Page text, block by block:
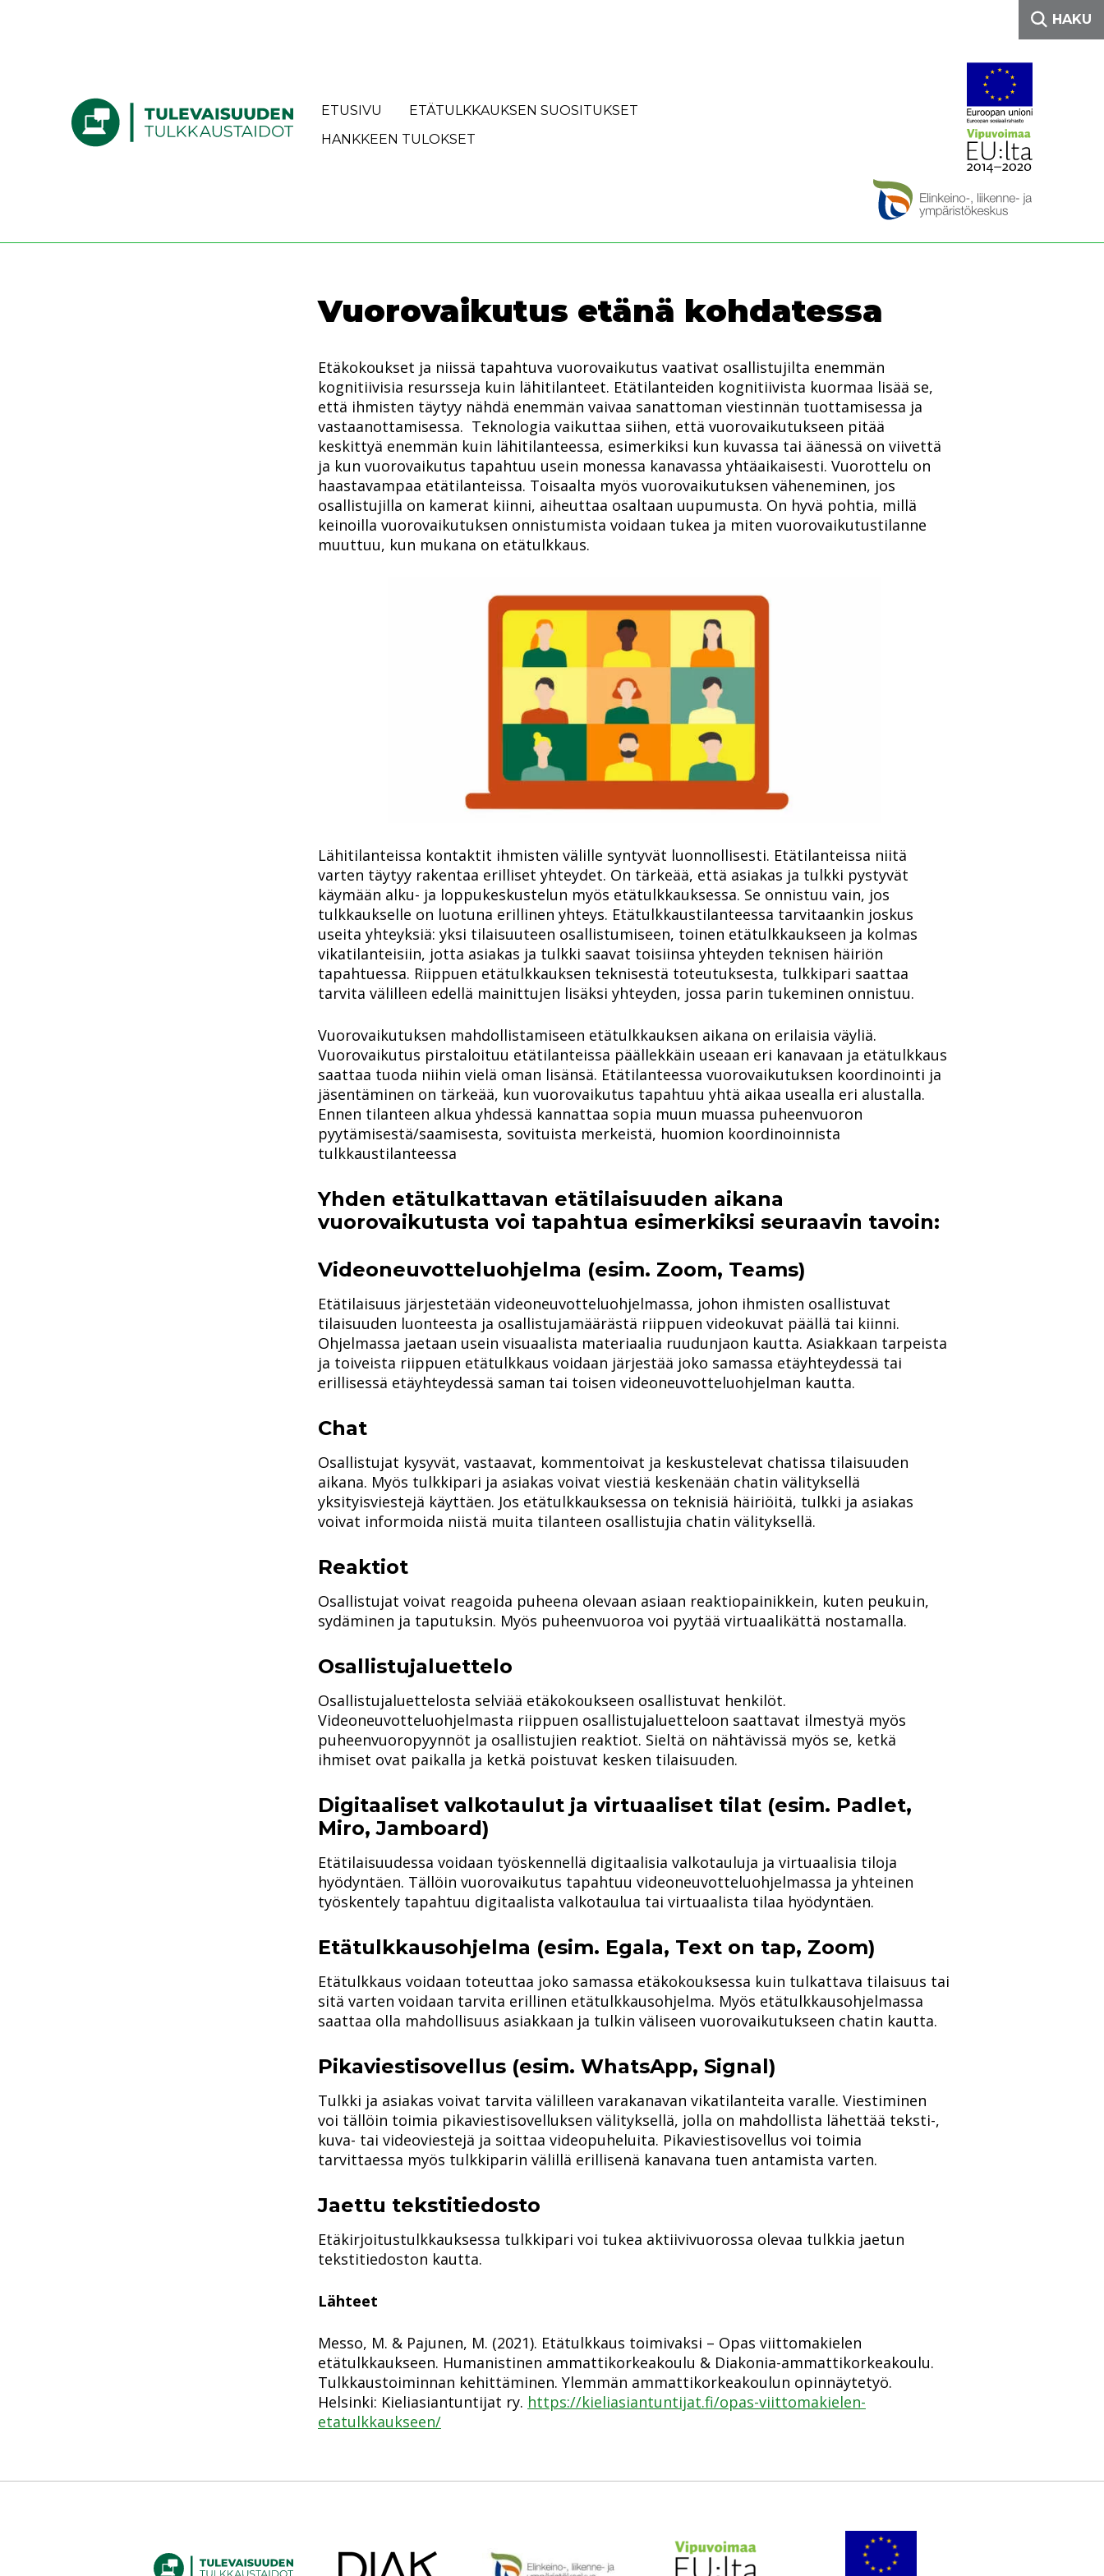
HAKU
ETUSIVU
ETÄTULKKAUKSEN SUOSITUKSET
HANKKEEN TULOKSET
Vuorovaikutus etänä kohdatessa
Etäkokoukset ja niissä tapahtuva vuorovaikutus vaativat osallistujilta enemmän
kognitiivisia resursseja kuin lähitilanteet. Etätilanteiden kognitiivista kuormaa lisää se,
että ihmisten täytyy nähdä enemmän vaivaa sanattoman viestinnän tuottamisessa ja
vastaanottamisessa. Teknologia vaikuttaa siihen, että vuorovaikutukseen pitää
keskittyä enemmän kuin lähitilanteessa, esimerkiksi kun kuvassa tai äänessä on viivettä
ja kun vuorovaikutus tapahtuu usein monessa kanavassa yhtäaikaisesti. Vuorottelu on
haastavampaa etätilanteissa. Toisaalta myös vuorovaikutuksen väheneminen, jos
osallistujilla on kamerat kiinni, aiheuttaa osaltaan uupumusta. On hyvä pohtia, millä
keinoilla vuorovaikutuksen onnistumista voidaan tukea ja miten vuorovaikutustilanne
muuttuu, kun mukana on etätulkkaus.
Lähitilanteissa kontaktit ihmisten välille syntyvät luonnollisesti. Etätilanteissa niitä
varten täytyy rakentaa erilliset yhteydet. On tärkeää, että asiakas ja tulkki pystyvät
käymään alku- ja loppukeskustelun myös etätulkkauksessa. Se onnistuu vain, jos
tulkkaukselle on luotuna erillinen yhteys. Etätulkkaustilanteessa tarvitaankin joskus
useita yhteyksiä: yksi tilaisuuteen osallistumiseen, toinen etätulkkaukseen ja kolmas
vikatilanteisiin, jotta asiakas ja tulkki saavat toisiinsa yhteyden teknisen häiriön
tapahtuessa. Riippuen etätulkkauksen teknisestä toteutuksesta, tulkkipari saattaa
tarvita välilleen edellä mainittujen lisäksi yhteyden, jossa parin tukeminen onnistuu.
Vuorovaikutuksen mahdollistamiseen etätulkkauksen aikana on erilaisia väyliä.
Vuorovaikutus pirstaloituu etätilanteissa päällekkäin useaan eri kanavaan ja etätulkkaus
saattaa tuoda niihin vielä oman lisänsä. Etätilanteessa vuorovaikutuksen koordinointi ja
jäsentäminen on tärkeää, kun vuorovaikutus tapahtuu yhtä aikaa usealla eri alustalla.
Ennen tilanteen alkua yhdessä kannattaa sopia muun muassa puheenvuoron
pyytämisestä/saamisesta, sovituista merkeistä, huomion koordinoinnista
tulkkaustilanteessa
Yhden etätulkattavan etätilaisuuden aikana
vuorovaikutusta voi tapahtua esimerkiksi seuraavin tavoin:
Videoneuvotteluohjelma (esim. Zoom, Teams)
Etätilaisuus järjestetään videoneuvotteluohjelmassa, johon ihmisten osallistuvat
tilaisuuden luonteesta ja osallistujamäärästä riippuen videokuvat päällä tai kiinni.
Ohjelmassa jaetaan usein visuaalista materiaalia ruudunjaon kautta. Asiakkaan tarpeista
ja toiveista riippuen etätulkkaus voidaan järjestää joko samassa etäyhteydessä tai
erillisessä etäyhteydessä saman tai toisen videoneuvotteluohjelman kautta.
Chat
Osallistujat kysyvät, vastaavat, kommentoivat ja keskustelevat chatissa tilaisuuden
aikana. Myös tulkkipari ja asiakas voivat viestiä keskenään chatin välityksellä
yksityisviestejä käyttäen. Jos etätulkkauksessa on teknisiä häiriöitä, tulkki ja asiakas
voivat informoida niistä muita tilanteen osallistujia chatin välityksellä.
Reaktiot
Osallistujat voivat reagoida puheena olevaan asiaan reaktiopainikkein, kuten peukuin,
sydäminen ja taputuksin. Myös puheenvuoroa voi pyytää virtuaalikättä nostamalla.
Osallistujaluettelo
Osallistujaluettelosta selviää etäkokoukseen osallistuvat henkilöt.
Videoneuvotteluohjelmasta riippuen osallistujaluetteloon saattavat ilmestyä myös
puheenvuoropyynnöt ja osallistujien reaktiot. Sieltä on nähtävissä myös se, ketkä
ihmiset ovat paikalla ja ketkä poistuvat kesken tilaisuuden.
Digitaaliset valkotaulut ja virtuaaliset tilat (esim. Padlet,
Miro, Jamboard)
Etätilaisuudessa voidaan työskennellä digitaalisia valkotauluja ja virtuaalisia tiloja
hyödyntäen. Tällöin vuorovaikutus tapahtuu videoneuvotteluohjelmassa ja yhteinen
työskentely tapahtuu digitaalista valkotaulua tai virtuaalista tilaa hyödyntäen.
Etätulkkausohjelma (esim. Egala, Text on tap, Zoom)
Etätulkkaus voidaan toteuttaa joko samassa etäkokouksessa kuin tulkattava tilaisuus tai
sitä varten voidaan tarvita erillinen etätulkkausohjelma. Myös etätulkkausohjelmassa
saattaa olla mahdollisuus asiakkaan ja tulkin väliseen vuorovaikutukseen chatin kautta.
Pikaviestisovellus (esim. WhatsApp, Signal)
Tulkki ja asiakas voivat tarvita välilleen varakanavan vikatilanteita varalle. Viestiminen
voi tällöin toimia pikaviestisovelluksen välityksellä, jolla on mahdollista lähettää teksti-,
kuva- tai videoviestejä ja soittaa videopuheluita. Pikaviestisovellus voi toimia
tarvittaessa myös tulkkiparin välillä erillisenä kanavana tuen antamista varten.
Jaettu tekstitiedosto
Etäkirjoitustulkkauksessa tulkkipari voi tukea aktiivivuorossa olevaa tulkkia jaetun
tekstitiedoston kautta.
Lähteet
Messo, M. & Pajunen, M. (2021). Etätulkkaus toimivaksi – Opas viittomakielen
etätulkkaukseen. Humanistinen ammattikorkeakoulu & Diakonia-ammattikorkeakoulu.
Tulkkaustoiminnan kehittäminen. Ylemmän ammattikorkeakoulun opinnäytetyö.
Helsinki: Kieliasiantuntijat ry. https://kieliasiantuntijat.fi/opas-viittomakielen-
etatulkkaukseen/